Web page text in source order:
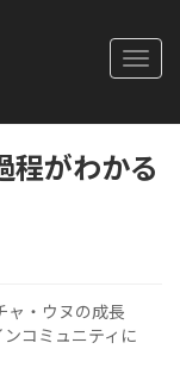
程がわかる
ャ・ウヌの成長
コミュニティに